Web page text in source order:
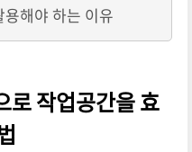
해야 하는 이유
로 작업공간을 효